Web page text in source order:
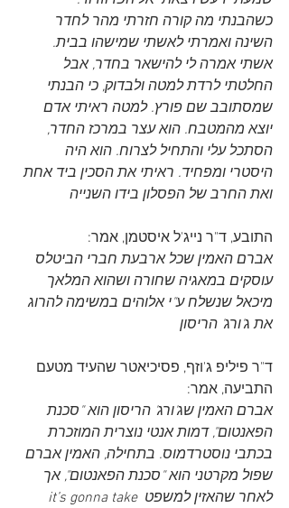
כשהבנתי מה קורה חזרתי מהר לחדר
השינה ואמרתי לאשתי שמישהו בבית.
אשתי אמרה לי להישאר בחדר, אבל
החלטתי לרדת למטה ולבדוק, כי הבנתי
שמסתובב שם פורץ. למטה ראיתי אדם
יוצא מהמטבח. הוא עצר במרכז החדר,
הסתכל עלי והתחיל לצרוח. הוא היה
היסטרי ומפחיד. ראיתי את הסכין ביד אחת
ואת החרב של הפסלון בידו השנייה
התובע, ד"ר נייג'ל איסטמן, אמר:
אברם האמין שכל ארבעת חברי הביטלס
עוסקים במאגיה שחורה ושהוא המלאך
מיכאל שנשלח ע"י אלוהים במשימה להרוג
את ג'ורג' הריסון
ד"ר פיליפ ג'וזף, פסיכיאטר שהעיד מטעם
התביעה, אמר:
אברם האמין שג'ורג' הריסון הוא "סכנת
הפאנטום", דמות אנטי נוצרית המוזכרת
בכתבי נוסטרדמוס. בתחילה, האמין אברם
שפול מקרטני הוא "סכנת הפאנטום", אך
לאחר שהאזין למשפט it’s gonna take